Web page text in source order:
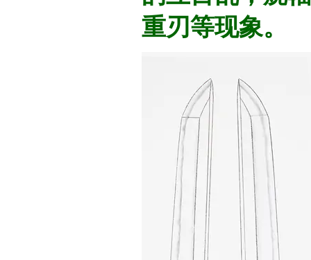
重刃等现象。